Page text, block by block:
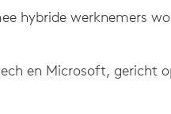
hybride werknemers
en Microsoft, gericht